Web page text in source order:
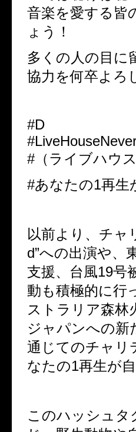
音楽を愛する皆
ょう！
多くの人の目に
協力を何卒よろ
#D
#（ライブハウス
#あなたの1再生
以前より、チャ
d”への出演や、
支援、台風19号
動も積極的に行
ストラリア森林
ジャパンへの新
通じてのチャリ
なたの1再生が
このハッシュタ